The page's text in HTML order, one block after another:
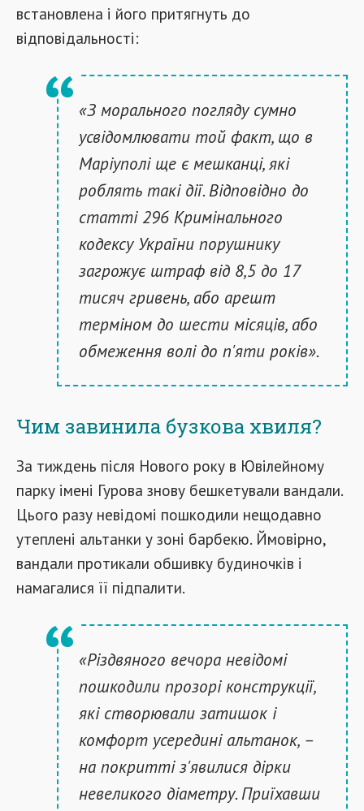
встановлена ​​і його притягнуть до
відповідальності:
«З морального погляду сумно
усвідомлювати той факт, що в
Маріуполі ще є мешканці, які
роблять такі дії. Відповідно до
статті 296 Кримінального
кодексу України порушнику
загрожує штраф від 8,5 до 17
тисяч гривень, або арешт
терміном до шести місяців, або
обмеження волі до п'яти років».
Чим завинила бузкова хвиля?
За тиждень після Нового року в Ювілейному
парку імені Гурова знову бешкетували вандали.
Цього разу невідомі пошкодили нещодавно
утеплені альтанки у зоні барбекю. Ймовірно,
вандали протикали обшивку будиночків і
намагалися її підпалити.
«Різдвяного вечора невідомі
пошкодили прозорі конструкції,
які створювали затишок і
комфорт усередині альтанок, –
на покритті з'явилися дірки
невеликого діаметру. Приїхавши